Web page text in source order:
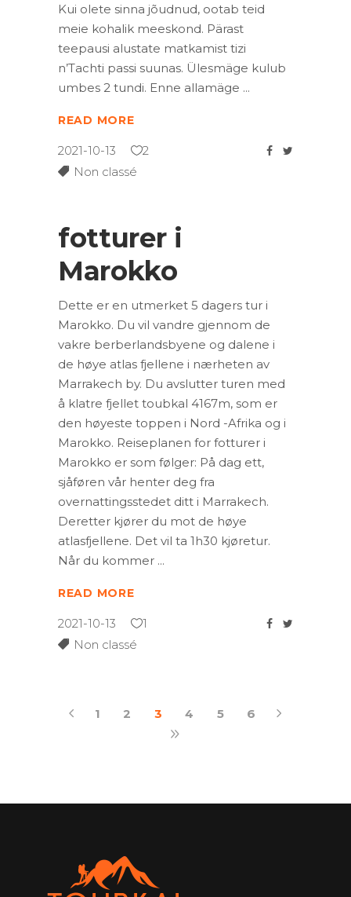
Kui olete sinna jõudnud, ootab teid
meie kohalik meeskond. Pärast
teepausi alustate matkamist tizi
n’Tachti passi suunas. Ülesmäge kulub
umbes 2 tundi. Enne allamäge
READ MORE
2021-10-13
2
Non classé
fotturer i
Marokko
Dette er en utmerket 5 dagers tur i
Marokko. Du vil vandre gjennom de
vakre berberlandsbyene og dalene i
de høye atlas fjellene i nærheten av
Marrakech by. Du avslutter turen med
å klatre fjellet toubkal 4167m, som er
den høyeste toppen i Nord -Afrika og i
Marokko. Reiseplanen for fotturer i
Marokko er som følger: På dag ett,
sjåføren vår henter deg fra
overnattingsstedet ditt i Marrakech.
Deretter kjører du mot de høye
atlasfjellene. Det vil ta 1h30 kjøretur.
Når du kommer
READ MORE
2021-10-13
1
Non classé
1 2 3 4 5 6